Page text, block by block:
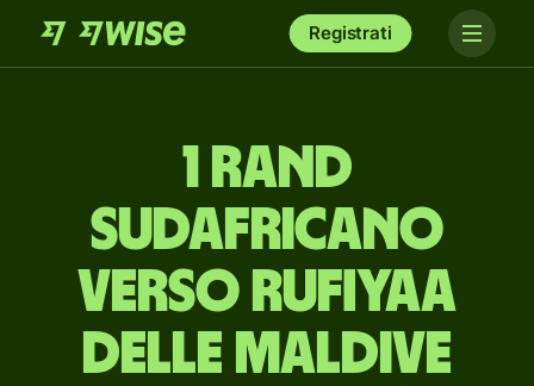
Registrati
1 rand
sudafricano
verso rufiyaa
delle Maldive